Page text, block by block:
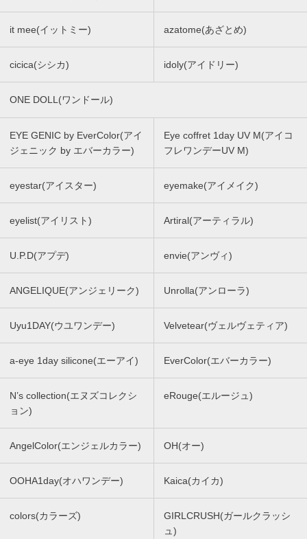
it mee(イットミー) azatome(あざとめ)
cicica(シシカ) idoly(アイドリー)
ONE DOLL(ワンドール)
EYE GENIC by EverColor(アイ
ジェニック by エバーカラー)
Eye coffret 1day UV M(アイコ
フレワンデーUV M)
eyestar(アイスター) eyemake(アイメイク)
eyelist(アイリスト) Artiral(アーティラル)
U.P.D(アプデ) envie(アンヴィ)
ANGELIQUE(アンジェリーク) Unrolla(アンローラ)
Uyu1DAY(ウユワンデー) Velvetear(ヴェルヴェティア)
a-eye 1day silicone(エーアイ) EverColor(エバーカラー)
N’s collection(エヌズコレクシ
ョン)
eRouge(エルージュ)
AngelColor(エンジェルカラー) OH(オー)
OOHA1day(オハワンデー) Kaica(カイカ)
colors(カラーズ)
GIRLCRUSH(ガールクラッシ
ュ)